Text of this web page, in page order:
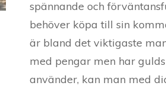
spännande och
behöver köpa till sin
är bland det viktigaste
med pengar men har
använder, kan man med